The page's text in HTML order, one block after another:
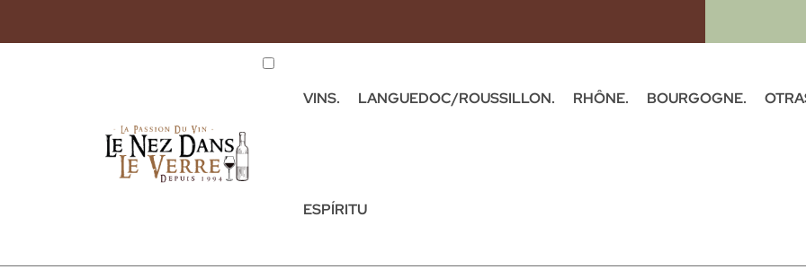
VINS. LANGUEDOC/ROUSSILLON. RHÔNE. BOURGOGNE.
ESPÍRITU